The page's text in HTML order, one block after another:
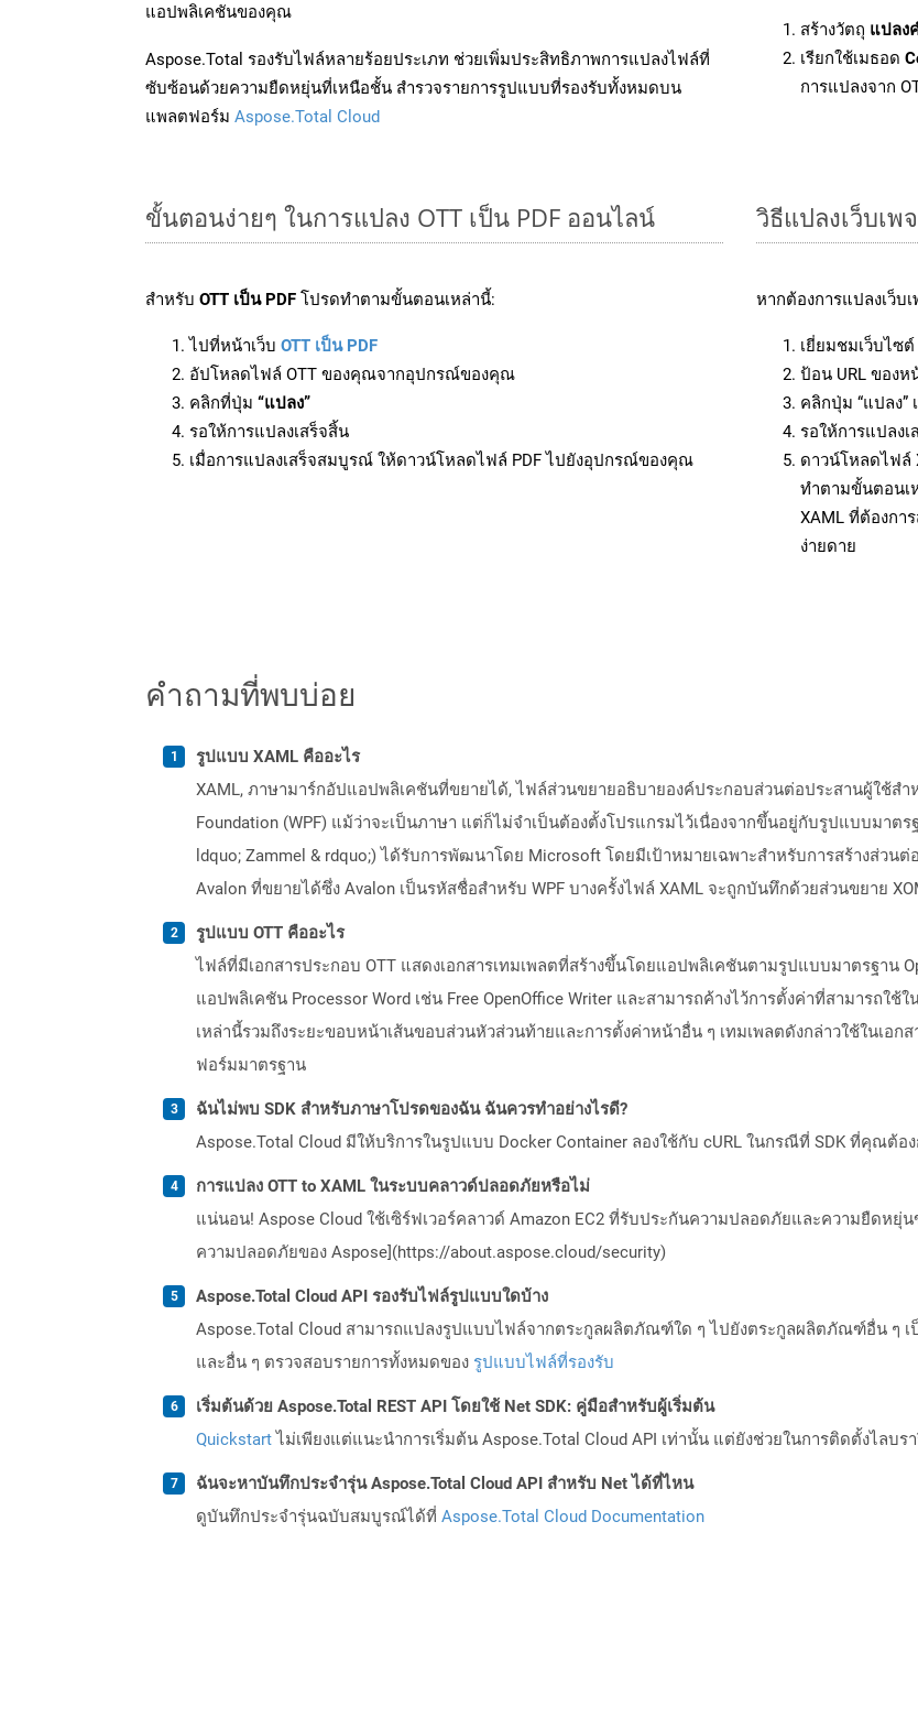
แอปพลิเคชันของคุณ
Aspose.Total รองรับไฟล์หลายร้อยประเภท ช่วยเพิ่มประสิทธิภาพการแปลงไฟล์ที่
ซับซ้อนด้วยความยืดหยุ่นที่เหนือชั้น สำรวจรายการรูปแบบที่รองรับทั้งหมดบน
แพลตฟอร์ม Aspose.Total Cloud
สร้างวัตถุ แปลง
เรียกใช้เมธอด
การแปลงจาก
ขั้นตอนง่ายๆ ในการแปลง OTT เป็น PDF ออนไลน์
สำหรับ OTT เป็น PDF โปรดทำตามขั้นตอนเหล่านี้:
ไปที่หน้าเว็บ OTT เป็น PDF
อัปโหลดไฟล์ OTT ของคุณจากอุปกรณ์ของคุณ
คลิกที่ปุ่ม “แปลง”
รอให้การแปลงเสร็จสิ้น
เมื่อการแปลงเสร็จสมบูรณ์ ให้ดาวน์โหลดไฟล์ PDF ไปยังอุปกรณ์ของคุณ
วิธีแปลงเว็บเพ
หากต้องการแปลงเว็บ
เยี่ยมชมเว็บไซต์
ป้อน URL ของ
คลิกปุ่ม “แปลง”
รอให้การแปลงเ
ดาวน์โหลดไฟล์
ทำตามขั้นตอนเ
XAML ที่ต้องกา
ง่ายดาย
คำถามที่พบบ่อย
รูปแบบ XAML คืออะไร
XAML, ภาษามาร์กอัปแอปพลิเคชันที่ขยายได้, ไฟล์ส่วนขยายอธิบายองค์ประกอบส่วนต่อประสานผู้ใช้ส
Foundation (WPF) แม้ว่าจะเป็นภาษา แต่ก็ไม่จำเป็นต้องตั้งโปรแกรมไว้เนื่องจากขึ้นอยู่กับรูปแบบมาตร
ldquo; Zammel & rdquo;) ได้รับการพัฒนาโดย Microsoft โดยมีเป้าหมายเฉพาะสำหรับการสร้างส่ว
Avalon ที่ขยายได้ซึ่ง Avalon เป็นรหัสชื่อสำหรับ WPF บางครั้งไฟล์ XAML จะถูกบันทึกด้วยส่วนขยาย
รูปแบบ OTT คืออะไร
ไฟล์ที่มีเอกสารประกอบ OTT แสดงเอกสารเทมเพลตที่สร้างขึ้นโดยแอปพลิเคชันตามรูปแบบมาตรฐาน
แอปพลิเคชัน Processor Word เช่น Free OpenOffice Writer และสามารถค้างไว้การตั้งค่าที่สามารถใช้
เหล่านี้รวมถึงระยะขอบหน้าเส้นขอบส่วนหัวส่วนท้ายและการตั้งค่าหน้าอื่น ๆ เทมเพลตดังกล่าวใช้ในเอ
ฟอร์มมาตรฐาน
ฉันไม่พบ SDK สำหรับภาษาโปรดของฉัน ฉันควรทำอย่างไรดี?
Aspose.Total Cloud มีให้บริการในรูปแบบ Docker Container ลองใช้กับ cURL ในกรณีที่ SDK ที่คุณต้อ
การแปลง OTT to XAML ในระบบคลาวด์ปลอดภัยหรือไม่
แน่นอน! Aspose Cloud ใช้เซิร์ฟเวอร์คลาวด์ Amazon EC2 ที่รับประกันความปลอดภัยและความยืดห
ความปลอดภัยของ Aspose](https://about.aspose.cloud/security)
Aspose.Total Cloud API รองรับไฟล์รูปแบบใดบ้าง
Aspose.Total Cloud สามารถแปลงรูปแบบไฟล์จากตระกูลผลิตภัณฑ์ใด ๆ ไปยังตระกูลผลิตภัณฑ์อื่น ๆ เป็น
และอื่น ๆ ตรวจสอบรายการทั้งหมดของ รูปแบบไฟล์ที่รองรับ
เริ่มต้นด้วย Aspose.Total REST API โดยใช้ Net SDK: คู่มือสำหรับผู้เริ่มต้น
Quickstartไม่เพียงแต่แนะนำการเริ่มต้น Aspose.Total Cloud API เท่านั้น แต่ยังช่วยในการติดตั้งไลบร
ฉันจะหาบันทึกประจำรุ่น Aspose.Total Cloud API สำหรับ Net ได้ที่ไหน
ดูบันทึกประจำรุ่นฉบับสมบูรณ์ได้ที่ Aspose.Total Cloud Documentation